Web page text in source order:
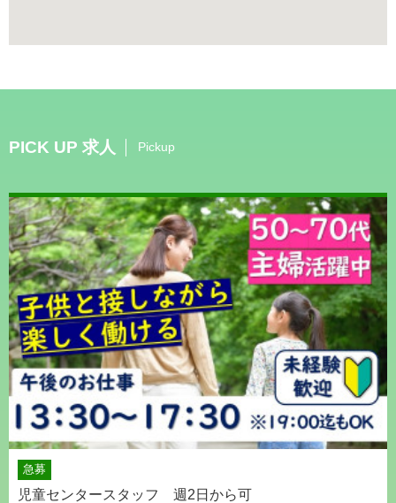
PICK UP 求人 Pickup
急募
児童センタースタッフ 週2日から可